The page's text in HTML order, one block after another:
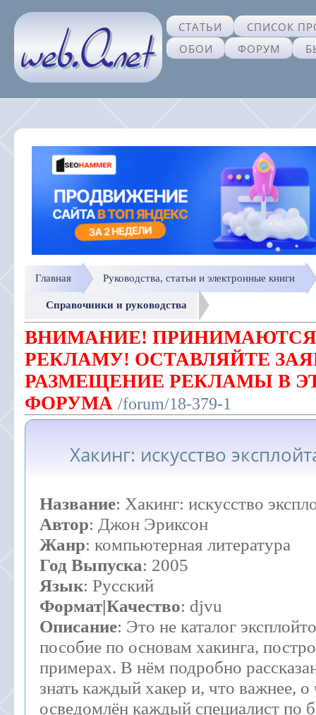
СТАТЬИ
СПИСОК
ОБОИ
ФОРУМ
Главная Руководства, статьи и электронные книги
Справочники и руководства
ВНИМАНИЕ! ПРИНИМАЮТСЯ
РЕКЛАМУ! ОСТАВЛЯЙТЕ
РАЗМЕЩЕНИЕ РЕКЛАМЫ В
ФОРУМА /forum/18-379-1
Хакинг: искусство
Название: Хакинг: искусство
Автор: Джон Эриксон
Жанр: компьютерная литература
Год Выпуска: 2005
Язык: Русский
Формат|Качество: djvu
Описание: Это не каталог
пособие по основам хакинга,
примерах. В нём подробно
знать каждый хакер и, что важнее,
осведомлён каждый специалист по